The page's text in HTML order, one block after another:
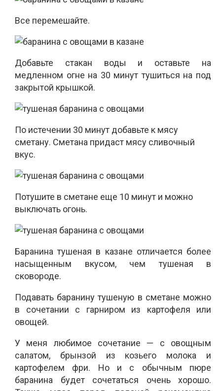
Все перемешайте.
Добавьте стакан воды и оставьте на
медленном огне на 30 минут тушиться на под
закрытой крышкой.
По истечении 30 минут добавьте к мясу
сметану. Сметана придаст мясу сливочный
вкус.
Потушите в сметане еще 10 минут и можно
выключать огонь.
Баранина тушеная в казане отличается более
насыщенным вкусом, чем тушеная в
сковороде.
Подавать баранину тушеную в сметане можно
в сочетании с гарниром из картофеля или
овощей.
У меня любимое сочетание — с овощным
салатом, брынзой из козьего молока и
картофелем фри. Но и с обычным пюре
баранина будет сочетаться очень хорошо.